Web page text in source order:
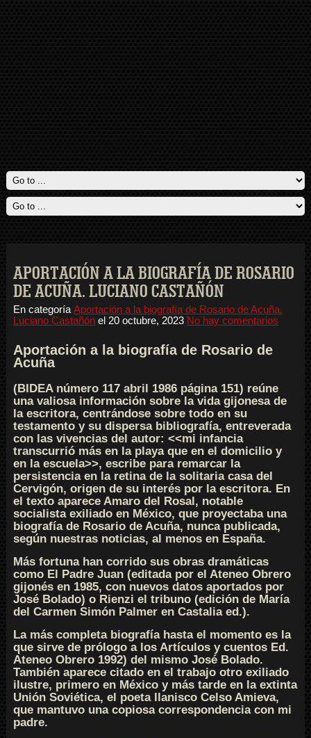
APORTACIÓN A LA BIOGRAFÍA DE ROSARIO
DE ACUÑA. LUCIANO CASTAÑÓN
En categoría Aportación a la biografía de Rosario de Acuña.
Luciano Castañónel 20 octubre, 2023 No hay comentarios
Aportación a la biografía de Rosario de
Acuña
(BIDEA número 117 abril 1986 página 151) reúne
una valiosa información sobre la vida gijonesa de
la escritora, centrándose sobre todo en su
testamento y su dispersa bibliografía, entreverada
con las vivencias del autor: <<mi infancia
transcurrió más en la playa que en el domicilio y
en la escuela>>, escribe para remarcar la
persistencia en la retina de la solitaria casa del
Cervigón, origen de su interés por la escritora. En
el texto aparece Amaro del Rosal, notable
socialista exiliado en México, que proyectaba una
biografía de Rosario de Acuña, nunca publicada,
según nuestras noticias, al menos en España.
Más fortuna han corrido sus obras dramáticas
como El Padre Juan (editada por el Ateneo Obrero
gijonés en 1985, con nuevos datos aportados por
José Bolado) o Rienzi el tribuno (edición de María
del Carmen Simón Palmer en Castalia ed.).
La más completa biografía hasta el momento es la
que sirve de prólogo a los Artículos y cuentos Ed.
Ateneo Obrero 1992) del mismo José Bolado.
También aparece citado en el trabajo otro exiliado
ilustre, primero en México y más tarde en la extinta
Unión Soviética, el poeta llanisco Celso Amieva,
que mantuvo una copiosa correspondencia con mi
padre.